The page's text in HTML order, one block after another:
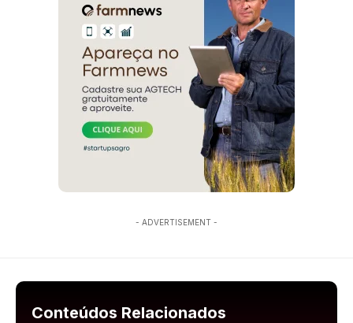
- ADVERTISEMENT -
Conteúdos Relacionados